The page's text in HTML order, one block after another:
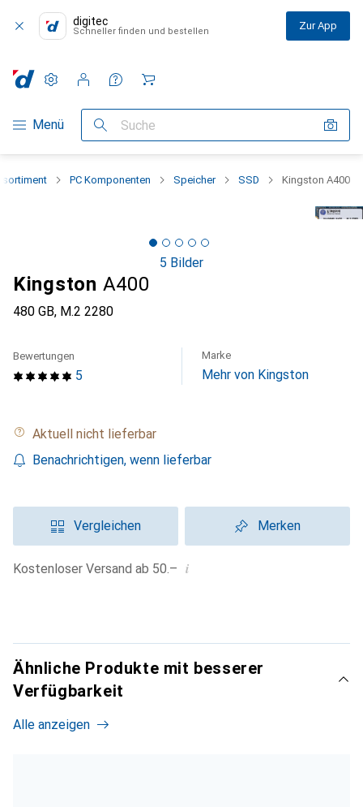
digitec
Schneller finden und bestellen Zur App
Navigation nach Kategorien
Menü Suche
Einstellungen
Kundenkonto
Vergleichslisten
Merklisten
Warenkorb
PC Komponenten Speicher SSD Kingston A400
5 Bilder
Kingston A400
480 GB, M.2 2280
5
Bewertungen Marke
Mehr von Kingston
Aktuell nicht lieferbar
Benachrichtigen, wenn lieferbar
Vergleichen Merken
Kostenloser Versand ab 50.– i
Ähnliche Produkte mit besserer
Verfügbarkeit
Alle anzeigen